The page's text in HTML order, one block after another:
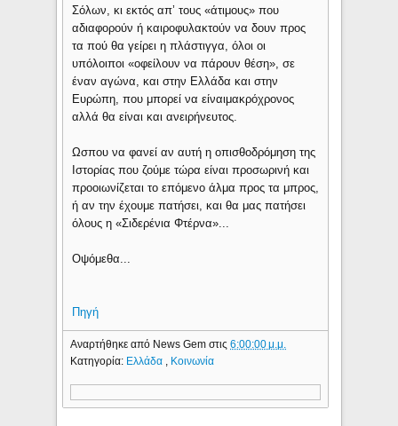
Σόλων, κι εκτός απ’ τους «άτιμους» που
αδιαφορούν ή καιροφυλακτούν να δουν προς
τα πού θα γείρει η πλάστιγγα, όλοι οι
υπόλοιποι «οφείλουν να πάρουν θέση», σε
έναν αγώνα, και στην Ελλάδα και στην
Ευρώπη, που μπορεί να είναιμακρόχρονος
αλλά θα είναι και ανειρήνευτος.
Ωσπου να φανεί αν αυτή η οπισθοδρόμηση της
Ιστορίας που ζούμε τώρα είναι προσωρινή και
προοιωνίζεται το επόμενο άλμα προς τα μπρος,
ή αν την έχουμε πατήσει, και θα μας πατήσει
όλους η «Σιδερένια Φτέρνα»...
Οψόμεθα...
Πηγή
Αναρτήθηκε από News Gemστις6:00:00 μ.μ.
Κατηγορία: Ελλάδα Κοινωνία